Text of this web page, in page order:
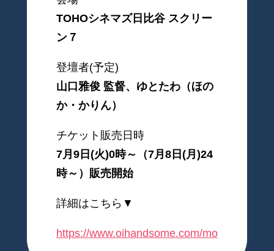
TOHOシネマズ日比谷 スクリー
ン７
登壇者(予定)
山口雅俊 監督、ゆとたわ（ほの
か・かりん）
チケット販売日時
7月9日(火)0時～（7月8日(月)24
時～）販売開始
詳細はこちら▼
https://www.oihandsome.com/movie/news/